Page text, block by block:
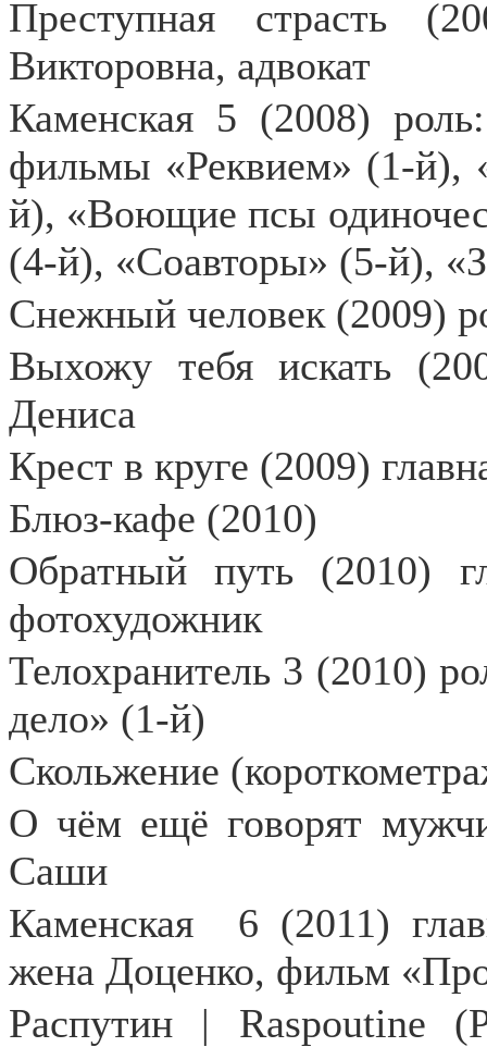
Преступная страсть
Викторовна, адвокат
Каменская 5 (2008)
фильмы «Реквием» (1-й),
й), «Воющие псы
(4-й), «Соавторы» (5-й),
Снежный человек (2009)
Выхожу тебя искать
Дениса
Крест в круге (2009)
Блюз-кафе (2010)
Обратный путь (2010)
фотохудожник
Телохранитель 3 (2010)
дело» (1-й)
Скольжение
О чём ещё говорят
Саши
Каменская
6 (2011)
жена Доценко, фильм
Распутин | Raspoutine